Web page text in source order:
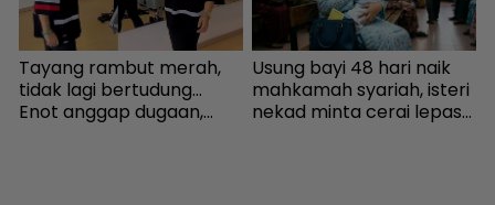
Tayang rambut merah,
tidak lagi bertudung...
Enot anggap dugaan,
Usung bayi 48 hari naik
mahkamah syariah, isteri
nekad minta cerai lepas